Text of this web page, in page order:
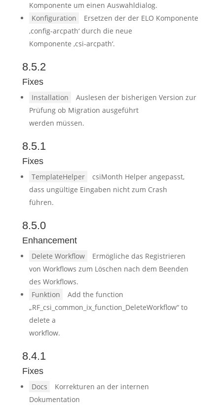
Komponente um einen Auswahldialog.
Konfiguration
Ersetzen der der ELO Komponente
‚config-arcpath‘ durch die neue
Komponente ‚csi-arcpath‘.
8.5.2
Fixes
Installation
Auslesen der bisherigen Version zur
Prüfung ob Migration ausgeführt
werden müssen.
8.5.1
Fixes
TemplateHelper
csiMonth Helper angepasst,
dass ungültige Eingaben nicht zum Crash
führen.
8.5.0
Enhancement
Delete Workflow
Ermögliche das Registrieren
von Workflows zum Löschen nach dem Beenden
des Workflows.
Funktion
Add the function
„RF_csi_common_ix_function_DeleteWorkflow“ to
delete a
workflow.
8.4.1
Fixes
Docs
Korrekturen an der internen
Dokumentation